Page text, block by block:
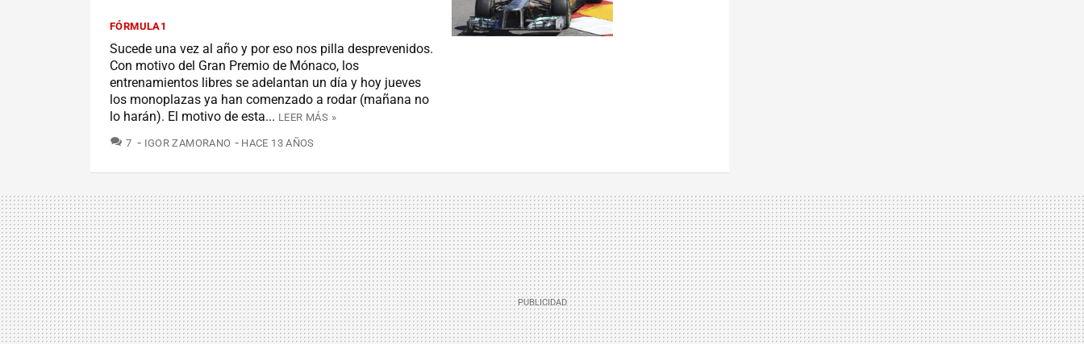
FÓRMULA1
Sucede una vez al año y por eso nos pilla desprevenidos.
Con motivo del Gran Premio de Mónaco, los
entrenamientos libres se adelantan un día y hoy jueves
los monoplazas ya han comenzado a rodar (mañana no
lo harán). El motivo de esta... LEER MÁS »
7 COMENTARIOS
IGOR ZAMORANO HACE 13 AÑOS